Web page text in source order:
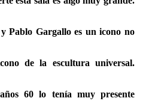
Pablo Gargallo es un icono no
de la escultura universal.
60 lo tenía muy presente